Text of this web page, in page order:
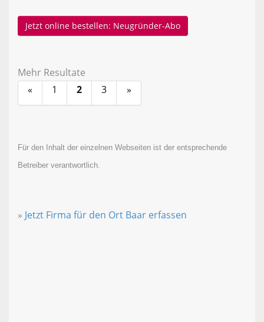
Jetzt online bestellen: Neugründer-Abo
Mehr Resultate
«
1 2 3 »
Für den Inhalt der einzelnen Webseiten ist der entsprechende
Betreiber verantwortlich.
» Jetzt Firma für den Ort Baar erfassen